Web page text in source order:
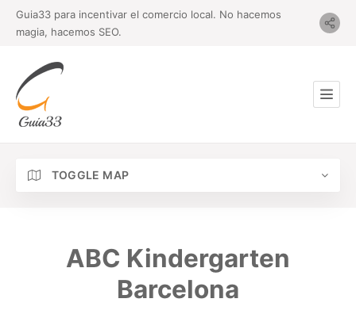
Guia33 para incentivar el comercio local. No hacemos
magia, hacemos SEO.
TOGGLE MAP
ABC Kindergarten
Barcelona